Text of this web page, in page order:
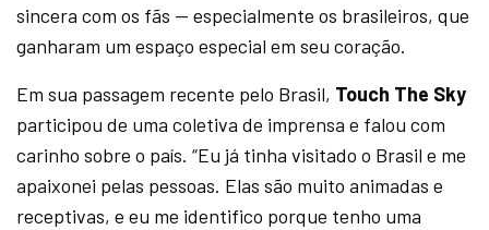
sincera com os fãs — especialmente os brasileiros, que
ganharam um espaço especial em seu coração.
Em sua passagem recente pelo Brasil, Touch The Sky
participou de uma coletiva de imprensa e falou com
carinho sobre o país. “Eu já tinha visitado o Brasil e me
apaixonei pelas pessoas. Elas são muito animadas e
receptivas, e eu me identifico porque tenho uma